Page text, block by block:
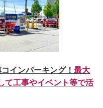
インパーキング！最大
て工事やイベント等で活